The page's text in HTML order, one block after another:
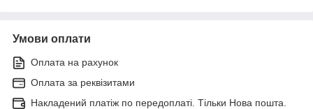
Умови оплати
Оплата на рахунок
Оплата за реквізитами
Накладений платіж по передоплаті. Тільки Нова пошта.